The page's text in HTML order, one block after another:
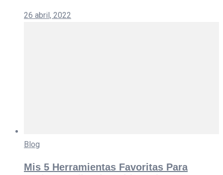
26 abril, 2022
Blog
Mis 5 Herramientas Favoritas Para